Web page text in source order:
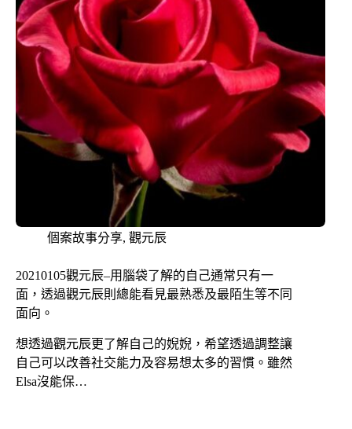
個案故事分享, 觀元辰
20210105觀元辰–用腦袋了解的自己通常只有一
面，透過觀元辰則總能看見最熟悉及最陌生等不同
面向。
想透過觀元辰更了解自己的婗婗，希望透過調整讓
自己可以改善社交能力及容易想太多的習慣。雖然
Elsa沒能保…